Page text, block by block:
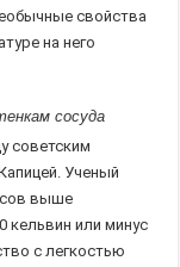
свойства
на него
сосуда
советским
Ученый
выше
кельвин или минус
с легкостью